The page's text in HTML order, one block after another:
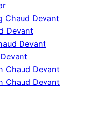
Chaud Devant
Devant
Devant
Chaud Devant
Chaud Devant